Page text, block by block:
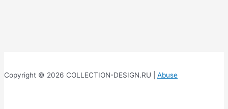
Copyright © 2026 COLLECTION-DESIGN.RU | Abuse